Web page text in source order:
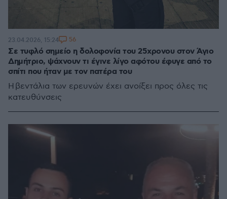
Σε τυφλό σημείο η δολοφονία του 25χρονου στον Άγιο
Δημήτριο, ψάχνουν τι έγινε λίγο αφότου έφυγε από το
σπίτι που ήταν με τον πατέρα του
H βεντάλια των ερευνών έχει ανοίξει προς όλες τις
κατευθύνσεις
23.04.2026, 15:24 56